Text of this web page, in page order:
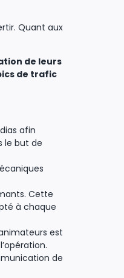
Quant aux
de leurs
de trafic
afin
le but de
Cette
à chaque
est
de